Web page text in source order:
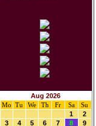
Aug 2026
Mo
Tu We Th Fr Sa
Su
1
2
3
4 5 6 7 8
9